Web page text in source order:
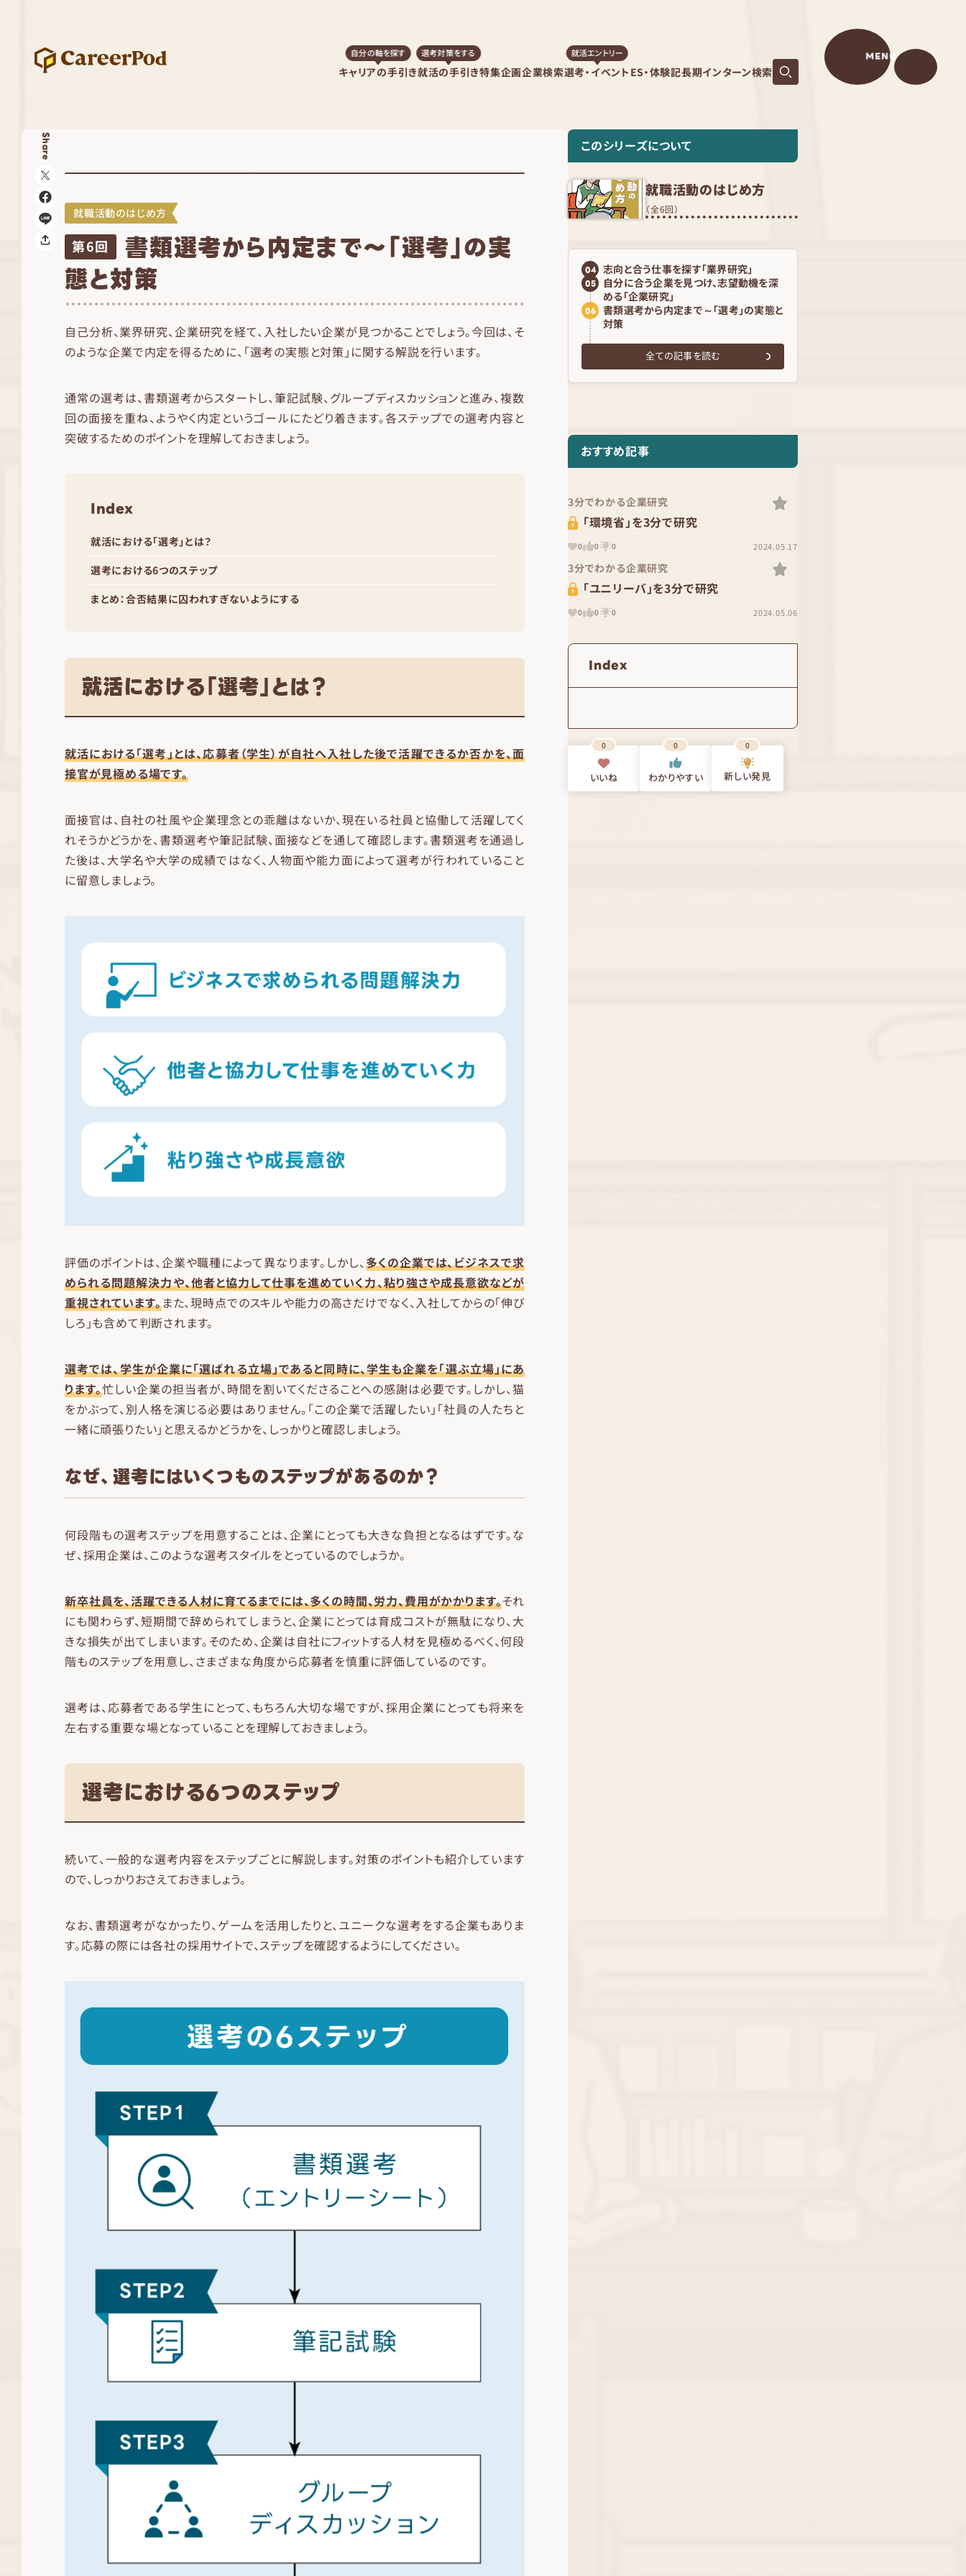
キャリアの手引き
自分の軸を探す
就活の手引き
選考対策をする
特集企画企業検索選考・イベント
就活エントリー
ES・体験記長期インターン検索
MENU
Share
就職活動のはじめ方
第6回 書類選考から内定まで～「選考」の実
態と対策
自己分析、業界研究、企業研究を経て、入社したい企業が見つかることでしょう。今回は、そ
のような企業で内定を得るために、「選考の実態と対策」に関する解説を行います。
通常の選考は、書類選考からスタートし、筆記試験、グループディスカッションと進み、複数
回の面接を重ね、ようやく内定というゴールにたどり着きます。各ステップでの選考内容と
突破するためのポイントを理解しておきましょう。
Index
就活における「選考」とは？
選考における6つのステップ
まとめ：合否結果に囚われすぎないようにする
就活における「選考」とは？
就活における「選考」とは、応募者（学生）が自社へ入社した後で活躍できるか否かを、面
接官が見極める場です。
面接官は、自社の社風や企業理念との乖離はないか、現在いる社員と協働して活躍してく
れそうかどうかを、書類選考や筆記試験、面接などを通して確認します。書類選考を通過し
た後は、大学名や大学の成績ではなく、人物面や能力面によって選考が行われていること
に留意しましょう。
評価のポイントは、企業や職種によって異なります。しかし、多くの企業では、ビジネスで求
められる問題解決力や、他者と協力して仕事を進めていく力、粘り強さや成長意欲などが
重視されています。また、現時点でのスキルや能力の高さだけでなく、入社してからの「伸び
しろ」も含めて判断されます。
選考では、学生が企業に「選ばれる立場」であると同時に、学生も企業を「選ぶ立場」にあ
ります。忙しい企業の担当者が、時間を割いてくださることへの感謝は必要です。しかし、猫
をかぶって、別人格を演じる必要はありません。「この企業で活躍したい」「社員の人たちと
一緒に頑張りたい」と思えるかどうかを、しっかりと確認しましょう。
なぜ、選考にはいくつものステップがあるのか？
何段階もの選考ステップを用意することは、企業にとっても大きな負担となるはずです。な
ぜ、採用企業は、このような選考スタイルをとっているのでしょうか。
新卒社員を、活躍できる人材に育てるまでには、多くの時間、労力、費用がかかります。それ
にも関わらず、短期間で辞められてしまうと、企業にとっては育成コストが無駄になり、大
きな損失が出てしまいます。そのため、企業は自社にフィットする人材を見極めるべく、何段
階ものステップを用意し、さまざまな角度から応募者を慎重に評価しているのです。
選考は、応募者である学生にとって、もちろん大切な場ですが、採用企業にとっても将来を
左右する重要な場となっていることを理解しておきましょう。
選考における6つのステップ
続いて、一般的な選考内容をステップごとに解説します。対策のポイントも紹介しています
ので、しっかりおさえておきましょう。
なお、書類選考がなかったり、ゲームを活用したりと、ユニークな選考をする企業もありま
す。応募の際には各社の採用サイトで、ステップを確認するようにしてください。
このシリーズについて
就職活動のはじめ方
（全6回）
04 志向と合う仕事を探す「業界研究」
05
自分に合う企業を見つけ、志望動機を深
める「企業研究」
06
書類選考から内定まで～「選考」の実態と
対策
全ての記事を読む
おすすめ記事
3分でわかる企業研究
「環境省」を3分で研究
0 0 0 2024.05.17
3分でわかる企業研究
「ユニリーバ」を3分で研究
0 0 0 2024.05.06
Index
0
いいね
0
わかりやすい
0
新しい発見